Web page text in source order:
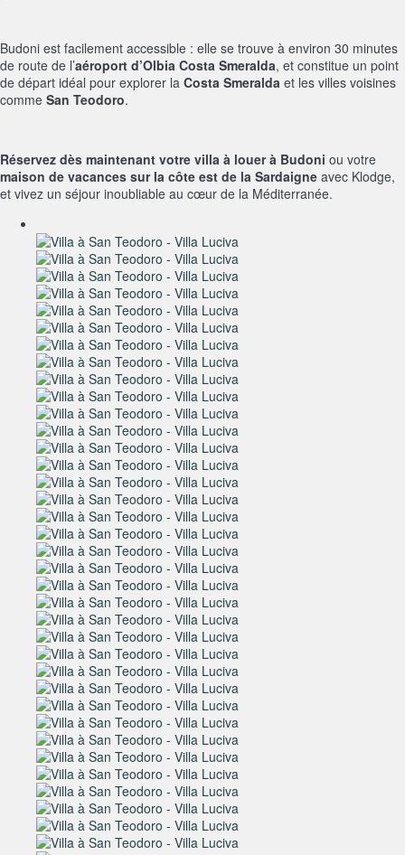
Budoni est facilement accessible : elle se trouve à environ 30 minutes
de route de l’aéroport d’Olbia Costa Smeralda, et constitue un point
de départ idéal pour explorer la Costa Smeralda et les villes voisines
comme San Teodoro.
Réservez dès maintenant votre villa à louer à Budoni ou votre
maison de vacances sur la côte est de la Sardaigne avec Klodge,
et vivez un séjour inoubliable au cœur de la Méditerranée.